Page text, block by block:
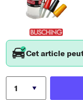
Cet article